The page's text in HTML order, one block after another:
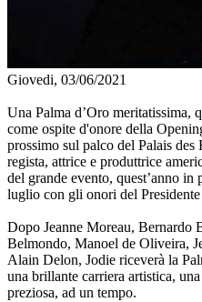
Giovedi, 03/06/2021
Una Palma d’Oro meritatissima,
come ospite d'onore della
prossimo sul palco del Palais des
regista, attrice e produttrice
del grande evento, quest’anno
luglio con gli onori del
Dopo Jeanne Moreau, Bernardo
Belmondo, Manoel de Oliveira,
Alain Delon, Jodie riceverà la
una brillante carriera artistica,
preziosa, ad un tempo.